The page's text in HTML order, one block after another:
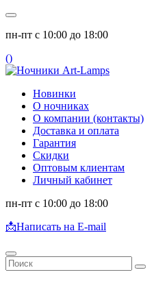
пн-пт с 10:00 до 18:00
()
Новинки
О ночниках
О компании (контакты)
Доставка и оплата
Гарантия
Скидки
Оптовым клиентам
Личный кабинет
пн-пт с 10:00 до 18:00
📩Написать на E-mail